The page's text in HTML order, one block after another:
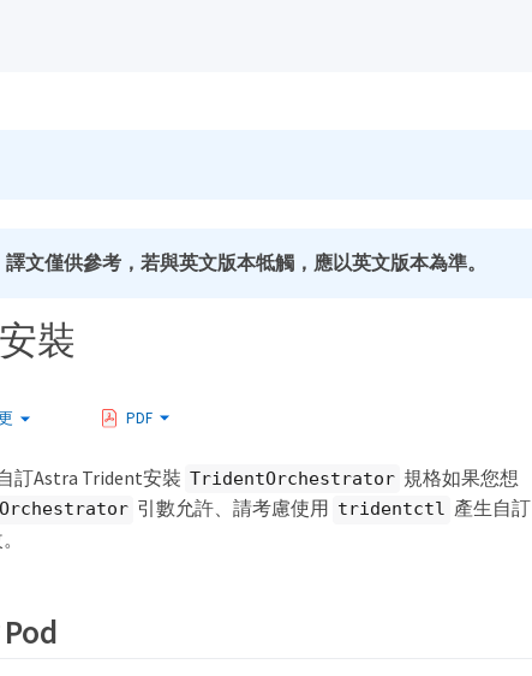
文僅供參考，若與英文版本牴觸，應以英文版本為準。
裝
PDF
訂Astra Trident安裝 TridentOrchestrator 規格如果您想
引數允許、請考慮使用 tridentctl 產生自訂